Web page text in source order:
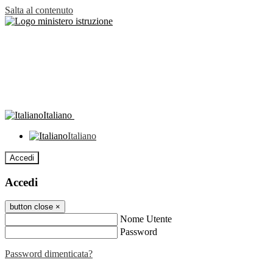
Salta al contenuto
Italiano
Italiano
Accedi
Accedi
button close ×
Nome Utente
Password
Password dimenticata?